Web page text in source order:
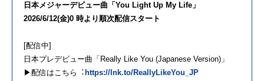
⽇本メジャーデビュー曲「You Light Up My Life」
2026/6/12(⾦)0 時より順次配信スタート
[配信中]
⽇本プレデビュー曲「Really Like You (Japanese Version)」
▶配信はこちら︓ https://lnk.to/ReallyLikeYou_JP